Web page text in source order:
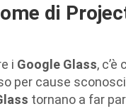
di
i Google Glass, c’è
per cause
tornano a far